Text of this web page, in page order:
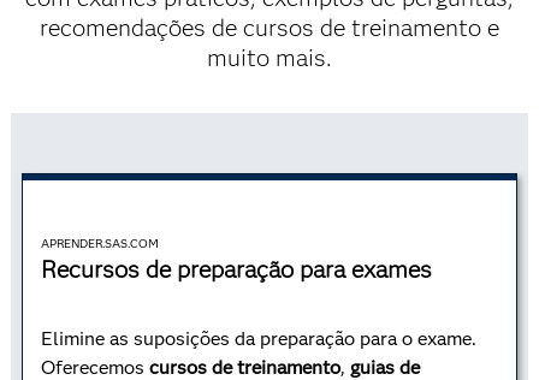
recomendações de cursos de treinamento e
muito mais.
APRENDER.SAS.COM
Recursos de preparação para exames
Elimine as suposições da preparação para o exame.
Oferecemos cursos de treinamento, guias de